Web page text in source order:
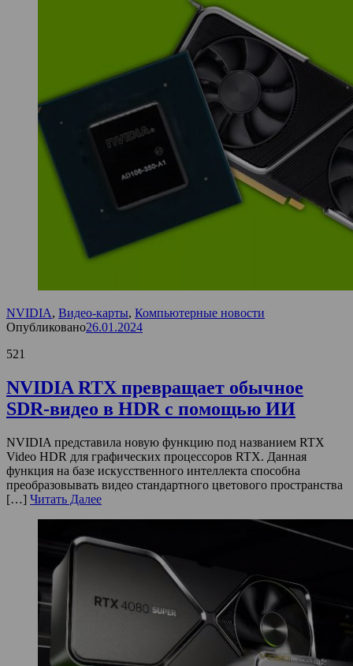
NVIDIA, Видео-карты, Компьютерные новости
Опубликовано26.01.2024
521
NVIDIA RTX превращает обычное
SDR-видео в HDR с помощью ИИ
NVIDIA представила новую функцию под названием RTX
Video HDR для графических процессоров RTX. Данная
функция на базе искусственного интеллекта способна
преобразовывать видео стандартного цветового пространства
[…] Читать Далее